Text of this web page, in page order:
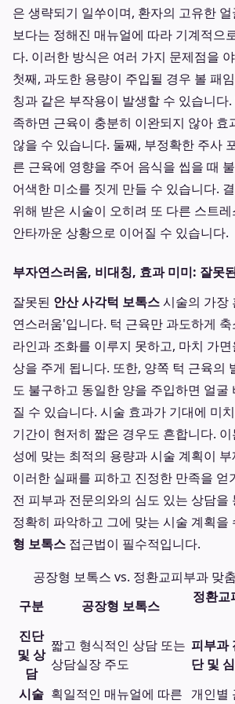
은 생략되기 일쑤이며, 환자의 고유한
보다는 정해진 매뉴얼에 따라 기계적으
다. 이러한 방식은 여러 가지 문제점을
첫째, 과도한 용량이 주입될 경우 볼 패
칭과 같은 부작용이 발생할 수 있습니다
족하면 근육이 충분히 이완되지 않아 효
않을 수 있습니다. 둘째, 부정확한 주사
른 근육에 영향을 주어 음식을 씹을 때
어색한 미소를 짓게 만들 수 있습니다.
위해 받은 시술이 오히려 또 다른 스트
안타까운 상황으로 이어질 수 있습니다.
부자연스러움, 비대칭, 효과 미미: 잘못
잘못된 안산 사각턱 보톡스시술의 가장
연스러움'입니다. 턱 근육만 과도하게
라인과 조화를 이루지 못하고, 마치 가
상을 주게 됩니다. 또한, 양쪽 턱 근육의
도 불구하고 동일한 양을 주입하면 얼굴
질 수 있습니다. 시술 효과가 기대에 미
기간이 현저히 짧은 경우도 흔합니다.
성에 맞는 최적의 용량과 시술 계획이
이러한 실패를 피하고 진정한 만족을 얻
전 피부과 전문의와의 심도 있는 상담을
정확히 파악하고 그에 맞는 시술 계획을
형 보톡스 접근법이 필수적입니다.
공장형 보톡스 vs. 정환교피부과 맞
구분
공장형 보톡스
정환교
진단
및 상
담
짧고 형식적인 상담 또는
상담실장 주도
피부과
단 및
시술 획일적인 매뉴얼에 따른 개인별